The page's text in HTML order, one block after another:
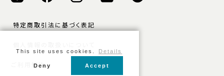
特定商取引法に基づく表記
ご利用規約
This site uses cookies. Details
Deny Accept